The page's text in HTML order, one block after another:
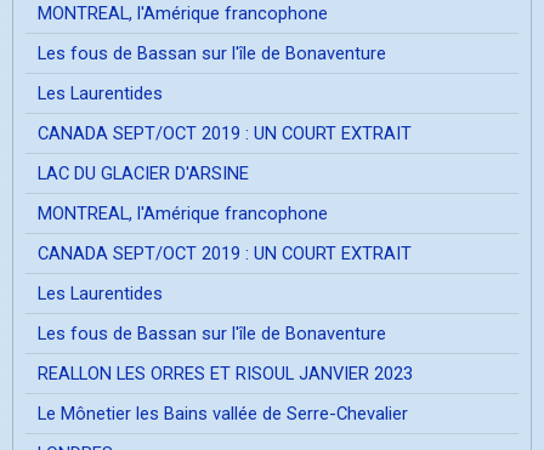
MONTREAL, l'Amérique francophone
Les fous de Bassan sur l'île de Bonaventure
Les Laurentides
CANADA SEPT/OCT 2019 : UN COURT EXTRAIT
LAC DU GLACIER D'ARSINE
MONTREAL, l'Amérique francophone
CANADA SEPT/OCT 2019 : UN COURT EXTRAIT
Les Laurentides
Les fous de Bassan sur l'île de Bonaventure
REALLON LES ORRES ET RISOUL JANVIER 2023
Le Mônetier les Bains vallée de Serre-Chevalier